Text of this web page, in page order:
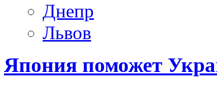
Днепр
Львов
Япония поможет